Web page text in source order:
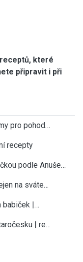
které
připravit i při
pro pohod…
recepty
podle Anuše…
na sváte…
babiček |…
| re…